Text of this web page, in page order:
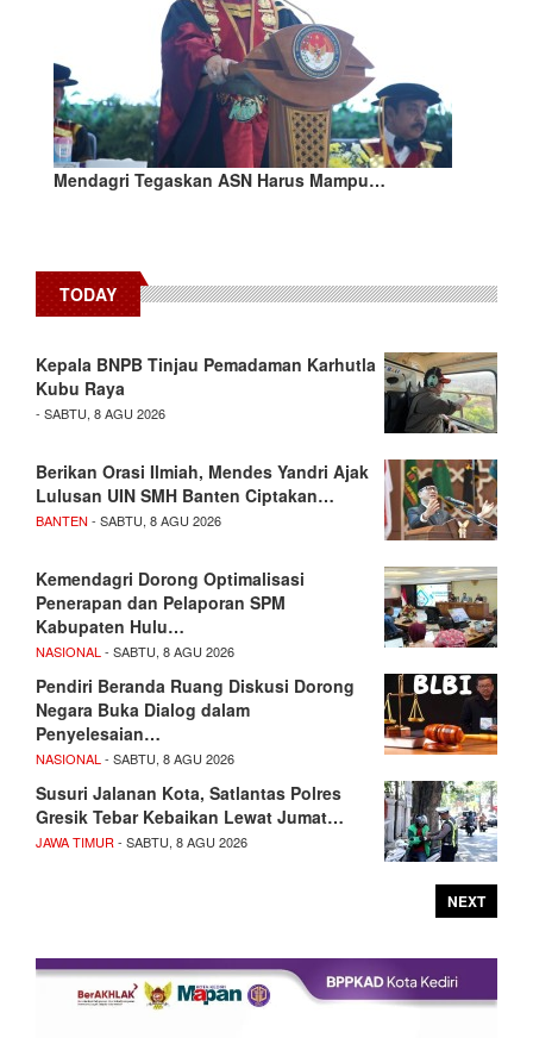
Mendagri Tegaskan ASN Harus Mampu…
TODAY
Kepala BNPB Tinjau Pemadaman Karhutla
Kubu Raya
- SABTU, 8 AGU 2026
Berikan Orasi Ilmiah, Mendes Yandri Ajak
Lulusan UIN SMH Banten Ciptakan…
BANTEN - SABTU, 8 AGU 2026
Kemendagri Dorong Optimalisasi
Penerapan dan Pelaporan SPM
Kabupaten Hulu…
NASIONAL - SABTU, 8 AGU 2026
Pendiri Beranda Ruang Diskusi Dorong
Negara Buka Dialog dalam
Penyelesaian…
NASIONAL - SABTU, 8 AGU 2026
Susuri Jalanan Kota, Satlantas Polres
Gresik Tebar Kebaikan Lewat Jumat…
JAWA TIMUR - SABTU, 8 AGU 2026
NEXT